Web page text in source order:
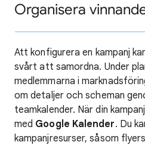
Organisera
Att konfigurera en kampanj
svårt att samordna. Under
medlemmarna i
om detaljer och scheman
teamkalender. När din
med Google Kalender. Du
kampanjresurser, såsom